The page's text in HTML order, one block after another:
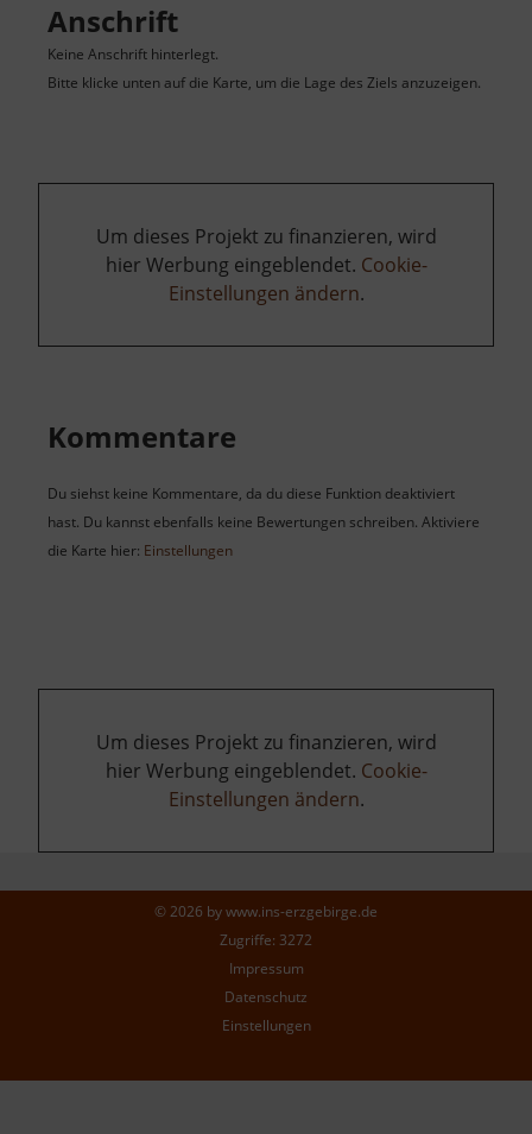
Anschrift
Keine Anschrift hinterlegt.
Bitte klicke unten auf die Karte, um die Lage des Ziels anzuzeigen.
Um dieses Projekt zu finanzieren, wird
hier Werbung eingeblendet. Cookie-
Einstellungen ändern.
Kommentare
Du siehst keine Kommentare, da du diese Funktion deaktiviert
hast. Du kannst ebenfalls keine Bewertungen schreiben. Aktiviere
die Karte hier: Einstellungen
Um dieses Projekt zu finanzieren, wird
hier Werbung eingeblendet. Cookie-
Einstellungen ändern.
© 2026 bywww.ins-erzgebirge.de
Zugriffe: 3272
Impressum
Datenschutz
Einstellungen